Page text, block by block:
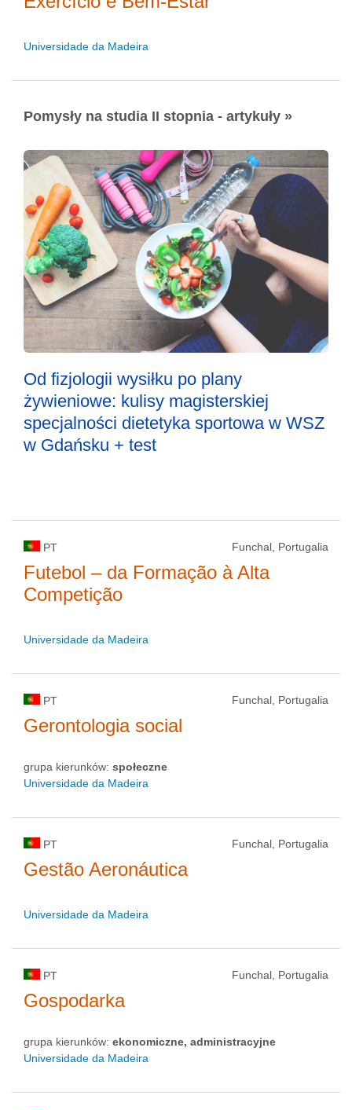
Universidade da Madeira
Pomysły na studia II stopnia - artykuły »
Od fizjologii wysiłku po plany
żywieniowe: kulisy magisterskiej
specjalności dietetyka sportowa w WSZ
w Gdańsku + test
PT Funchal, Portugalia
Futebol – da Formação à Alta
Competição
Universidade da Madeira
PT Funchal, Portugalia
Gerontologia social
grupa kierunków: społeczne
Universidade da Madeira
PT Funchal, Portugalia
Gestão Aeronáutica
Universidade da Madeira
PT Funchal, Portugalia
Gospodarka
grupa kierunków: ekonomiczne, administracyjne
Universidade da Madeira